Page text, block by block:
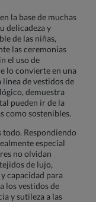
la base de muchas
delicadeza y
de las niñas,
las ceremonias
el uso de
lo convierte en una
de vestidos de
demuestra
pueden ir de la
como sostenibles.
todo. Respondiendo
especial
no olvidan
de lujo,
capacidad para
los vestidos de
y sutileza a las